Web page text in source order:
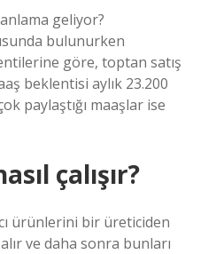
geliyor?
bulunurken
göre, toptan satış
beklentisi aylık 23.200
paylaştığı maaşlar ise
çalışır?
ürünlerini bir üreticiden
alır ve daha sonra bunları